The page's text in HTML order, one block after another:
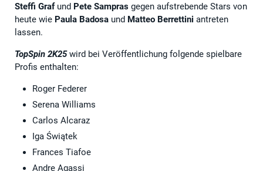
Steffi Grafund Pete Sampras gegen aufstrebende Stars von
heute wie Paula Badosa und Matteo Berrettini antreten
lassen.
TopSpin 2K25wird bei Veröffentlichung folgende spielbare
Profis enthalten:
Roger Federer
Serena Williams
Carlos Alcaraz
Iga Świątek
Frances Tiafoe
Andre Agassi